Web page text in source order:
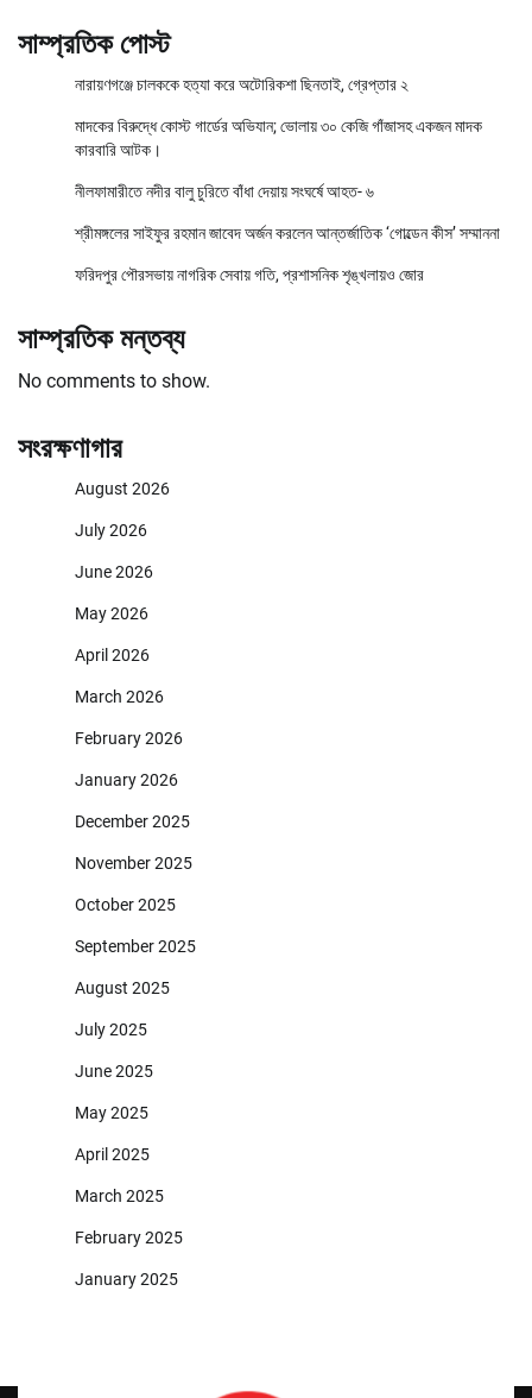
সাম্প্রতিক পোস্ট
নারায়ণগঞ্জে চালককে হত্যা করে অটোরিকশা ছিনতাই, গ্রেপ্তার ২
মাদকের বিরুদ্ধে কোস্ট গার্ডের অভিযান; ভোলায় ৩০ কেজি গাঁজাসহ একজন মাদক
কারবারি আটক।
নীলফামারীতে নদীর বালু চুরিতে বাঁধা দেয়ায় সংঘর্ষে আহত- ৬
শ্রীমঙ্গলের সাইফুর রহমান জাবেদ অর্জন করলেন আন্তর্জাতিক ‘গোল্ডেন কীস’ সম্মাননা
ফরিদপুর পৌরসভায় নাগরিক সেবায় গতি, প্রশাসনিক শৃঙ্খলায়ও জোর
সাম্প্রতিক মন্তব্য
No comments to show.
সংরক্ষণাগার
August 2026
July 2026
June 2026
May 2026
April 2026
March 2026
February 2026
January 2026
December 2025
November 2025
October 2025
September 2025
August 2025
July 2025
June 2025
May 2025
April 2025
March 2025
February 2025
January 2025